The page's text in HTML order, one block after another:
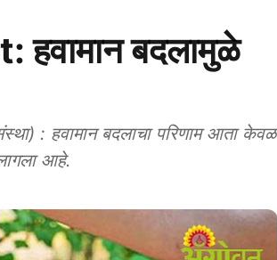
बदलामुळे
: हवामान बदलाचा परिणाम आता केवळ
आहे.